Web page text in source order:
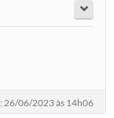
26/06/2023 às 14h06